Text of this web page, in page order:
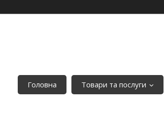
Головна Товари та послуги